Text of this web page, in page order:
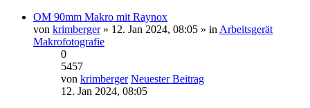
OM 90mm Makro mit Raynox
von krimberger» 12. Jan 2024, 08:05 » in Arbeitsgerät
Makrofotografie
0
5457
von krimberger Neuester Beitrag
12. Jan 2024, 08:05